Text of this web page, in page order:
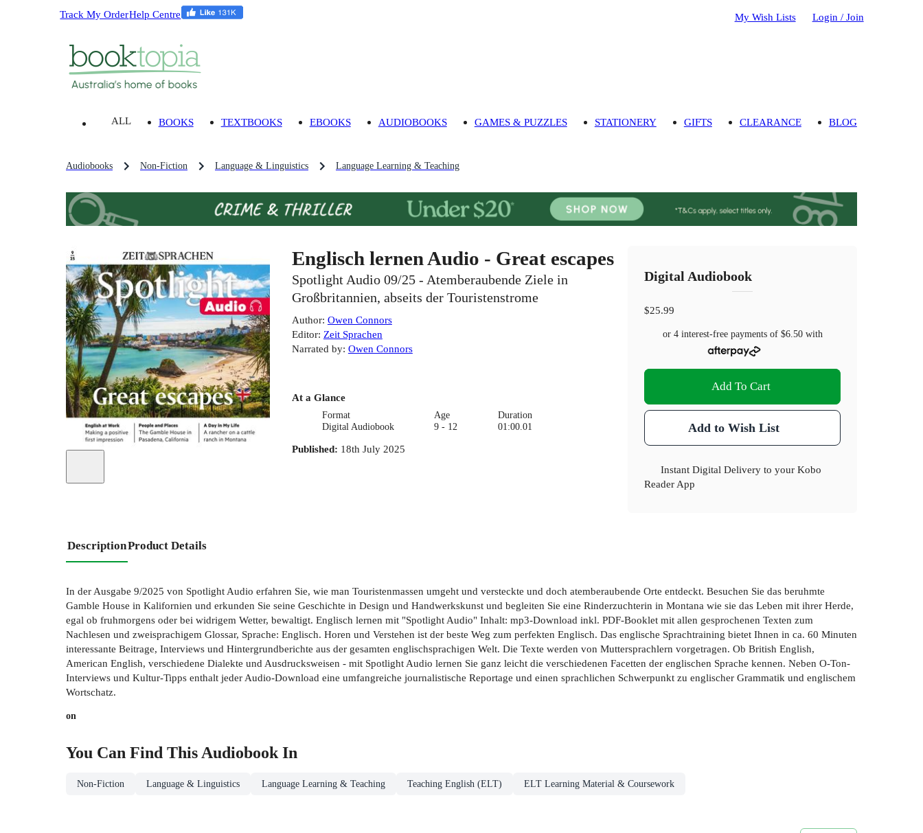
Track My OrderHelp Centre My Wish Lists Login / Join
ALL BOOKS TEXTBOOKS EBOOKS AUDIOBOOKS GAMES & PUZZLES STATIONERY GIFTS CLEARANCE BLOG
Audiobooks Non-Fiction Language & Linguistics Language Learning & Teaching
Englisch lernen Audio - Great escapes
Spotlight Audio 09/25 - Atemberaubende Ziele in
Großbritannien, abseits der Touristenstrome
Author: Owen Connors
Editor: Zeit Sprachen
Narrated by: Owen Connors
At a Glance
Format
Digital Audiobook
Age
9 - 12
Duration
01:00.01
Published: 18th July 2025
Digital Audiobook
$25.99
or 4 interest-free payments of $6.50with
Add To Cart
Add to Wish List
Instant Digital Delivery to your Kobo
Reader App
DescriptionProduct Details
In der Ausgabe 9/2025 von Spotlight Audio erfahren Sie, wie man Touristenmassen umgeht und versteckte und doch atemberaubende Orte entdeckt. Besuchen Sie das beruhmte
Gamble House in Kalifornien und erkunden Sie seine Geschichte in Design und Handwerkskunst und begleiten Sie eine Rinderzuchterin in Montana wie sie das Leben mit ihrer Herde,
egal ob fruhmorgens oder bei widrigem Wetter, bewaltigt. Englisch lernen mit "Spotlight Audio" Inhalt: mp3-Download inkl. PDF-Booklet mit allen gesprochenen Texten zum
Nachlesen und zweisprachigem Glossar, Sprache: Englisch. Horen und Verstehen ist der beste Weg zum perfekten Englisch. Das englische Sprachtraining bietet Ihnen in ca. 60 Minuten
interessante Beitrage, Interviews und Hintergrundberichte aus der gesamten englischsprachigen Welt. Die Texte werden von Muttersprachlern vorgetragen. Ob British English,
American English, verschiedene Dialekte und Ausdrucksweisen - mit Spotlight Audio lernen Sie ganz leicht die verschiedenen Facetten der englischen Sprache kennen. Neben O-Ton-
Interviews und Kultur-Tipps enthalt jeder Audio-Download eine umfangreiche journalistische Reportage und einen sprachlichen Schwerpunkt zu englischer Grammatik und englischem
Wortschatz.
on
You Can Find ThisAudiobookIn
Non-Fiction Language & Linguistics Language Learning & Teaching Teaching English (ELT) ELT Learning Material & Coursework